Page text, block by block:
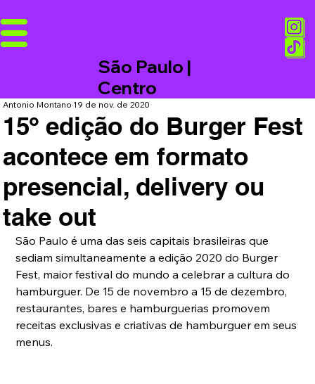
São Paulo |
Centro
15º edição do Burger Fest
acontece em formato
presencial, delivery ou
take out
Antonio Montano19 de nov. de 2020
São Paulo é uma das seis capitais brasileiras que
sediam simultaneamente a edição 2020 do Burger
Fest, maior festival do mundo a celebrar a cultura do
hamburguer. De 15 de novembro a 15 de dezembro,
restaurantes, bares e hamburguerias promovem
receitas exclusivas e criativas de hamburguer em seus
menus.